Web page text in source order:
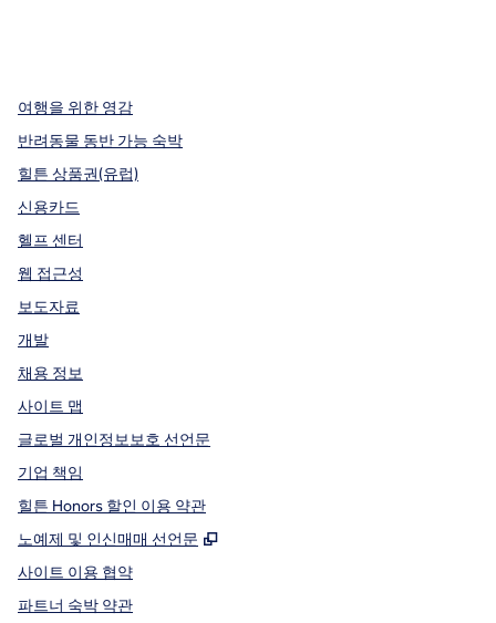
여행을 위한 영감
반려동물 동반 가능 숙박
힐튼 상품권(유럽)
신용카드
헬프 센터
웹 접근성
보도자료
개발
채용 정보
사이트 맵
글로벌 개인정보보호 선언문
기업 책임
힐튼 Honors 할인 이용 약관
노예제 및 인신매매 선언문
,
사이트 이용 협약
파트너 숙박 약관